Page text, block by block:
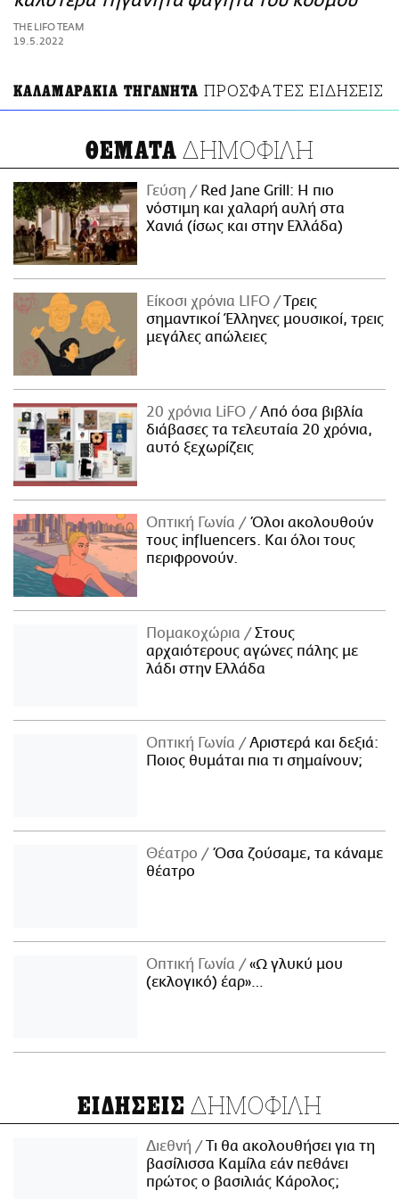
ΑΜΠΑ
PRINT
THE LIFO TEAM
19.5.2022
ΚΑΛΑΜΑΡΑΚΙΑ ΤΗΓΑΝΗΤΑ ΠΡΟΣΦΑΤΕΣ ΕΙΔΗΣΕΙΣ
ΘΕΜΑΤΑ ΔΗΜΟΦΙΛΗ
Γεύση
Red Jane Grill: Η πιο
νόστιμη και χαλαρή αυλή στα
Χανιά (ίσως και στην Ελλάδα)
Είκοσι χρόνια LIFO
Tρεις
σημαντικοί Έλληνες μουσικοί, τρεις
μεγάλες απώλειες
20 χρόνια LiFO
Από όσα βιβλία
διάβασες τα τελευταία 20 χρόνια,
αυτό ξεχωρίζεις
Οπτική Γωνία
Όλοι ακολουθούν
τους influencers. Και όλοι τους
περιφρονούν.
Πομακοχώρια
Στους
αρχαιότερους αγώνες πάλης με
λάδι στην Ελλάδα
Οπτική Γωνία
Αριστερά και δεξιά:
Ποιος θυμάται πια τι σημαίνουν;
Θέατρο
Όσα ζούσαμε, τα κάναμε
θέατρο
Οπτική Γωνία
«Ω γλυκύ μου
(εκλογικό) έαρ»…
ΕΙΔΗΣΕΙΣ ΔΗΜΟΦΙΛΗ
Διεθνή
Τι θα ακολουθήσει για τη
βασίλισσα Καμίλα εάν πεθάνει
πρώτος ο βασιλιάς Κάρολος;